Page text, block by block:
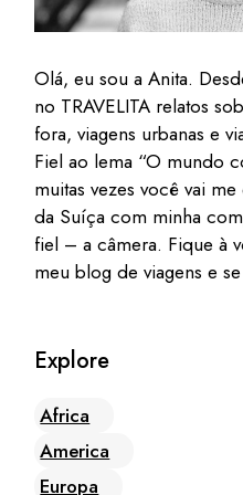
Olá, eu sou a Anita.
no TRAVELITA relatos
fora, viagens urbanas e
Fiel ao lema “O mundo
muitas vezes você vai
da Suíça com minha
fiel – a câmera. Fique à
meu blog de viagens e
Explore
Africa
America
Europa